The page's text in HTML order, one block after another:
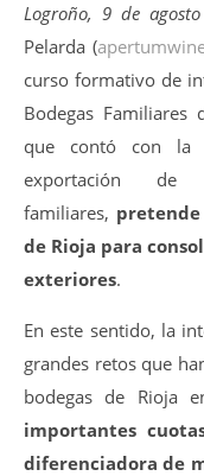
Logroño, 9 de
Pelarda (
curso formativo de
Bodegas Familiares
que contó con la
exportación
familiares,
de Rioja para
exteriores.
En este sentido, la
grandes retos que
bodegas de Rioja
importantes
diferenciadora de